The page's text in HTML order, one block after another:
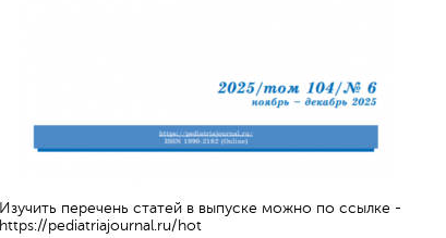
Изучить перечень статей в выпуске можно по ссылке -
https://pediatriajournal.ru/hot